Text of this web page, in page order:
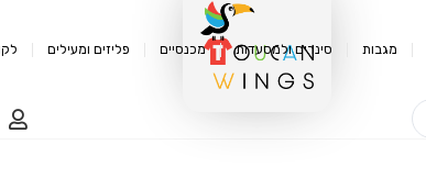
מגבות סינרים ולמסעדות מכנסיים פליזים ומעילים